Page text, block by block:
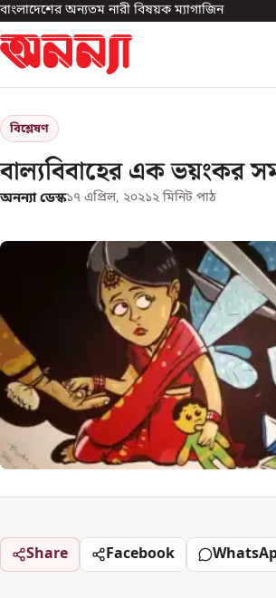
বাংলাদেশের অন্যতম নারী বিষয়ক ম্যাগাজিন
বিশ্লেষণ
বাল্যবিবাহের এক ভয়ংকর
অনন্যা ডেস্ক১৭ এপ্রিল, ২০২১২ মিনিট পাঠ
Share Facebook